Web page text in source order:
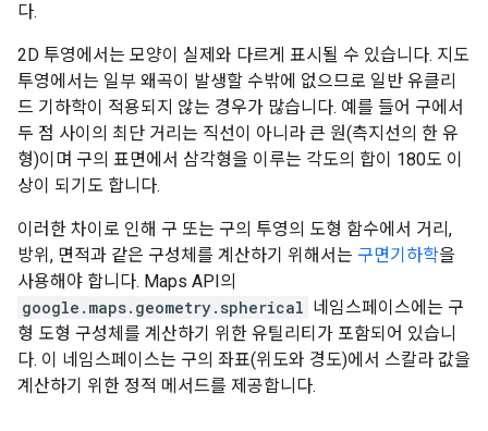
다.
2D 투영에서는 모양이 실제와 다르게 표시될 수 있습니다. 지도
투영에서는 일부 왜곡이 발생할 수밖에 없으므로 일반 유클리
드 기하학이 적용되지 않는 경우가 많습니다. 예를 들어 구에서
두 점 사이의 최단 거리는 직선이 아니라 큰 원(측지선의 한 유
형)이며 구의 표면에서 삼각형을 이루는 각도의 합이 180도 이
상이 되기도 합니다.
이러한 차이로 인해 구 또는 구의 투영의 도형 함수에서 거리,
방위, 면적과 같은 구성체를 계산하기 위해서는 구면기하학을
사용해야 합니다. Maps API의
google.maps.geometry.spherical 네임스페이스에는 구
형 도형 구성체를 계산하기 위한 유틸리티가 포함되어 있습니
다. 이 네임스페이스는 구의 좌표(위도와 경도)에서 스칼라 값을
계산하기 위한 정적 메서드를 제공합니다.